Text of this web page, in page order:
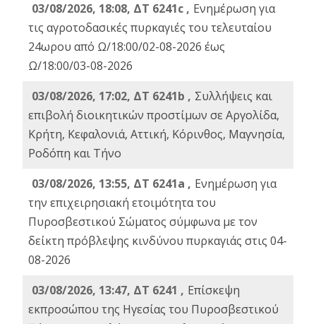
03/08/2026, 18:08, ΔΤ 6241c , Ενημέρωση για
τις αγροτοδασικές πυρκαγιές του τελευταίου
24ωρου από Ω/18:00/02-08-2026 έως
Ω/18:00/03-08-2026
03/08/2026, 17:02, ΔΤ 6241b , Συλλήψεις και
επιβολή διοικητικών προστίμων σε Αργολίδα,
Κρήτη, Κεφαλονιά, Αττική, Κόρινθος, Μαγνησία,
Ροδόπη και Τήνο
03/08/2026, 13:55, ΔΤ 6241a , Ενημέρωση για
την επιχειρησιακή ετοιμότητα του
Πυροσβεστικού Σώματος σύμφωνα με τον
δείκτη πρόβλεψης κινδύνου πυρκαγιάς στις 04-
08-2026
03/08/2026, 13:47, ΔΤ 6241 , Επίσκεψη
εκπροσώπου της Ηγεσίας του Πυροσβεστικού